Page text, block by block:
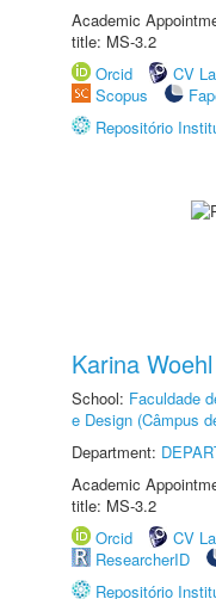
Academic
title: MS-3.2
Orcid
CV
Scopus
Repositório
Karina
School: Faculdade
e Design (Câmpus
Department:
Academic
title: MS-3.2
Orcid
CV
ResearcherID
Repositório